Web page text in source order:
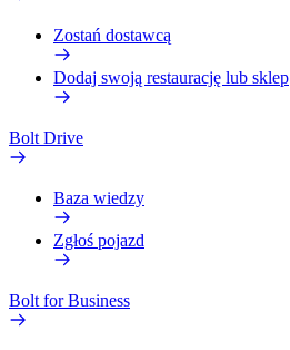
Zostań dostawcą
Dodaj swoją restaurację lub sklep
Bolt Drive
Baza wiedzy
Zgłoś pojazd
Bolt for Business